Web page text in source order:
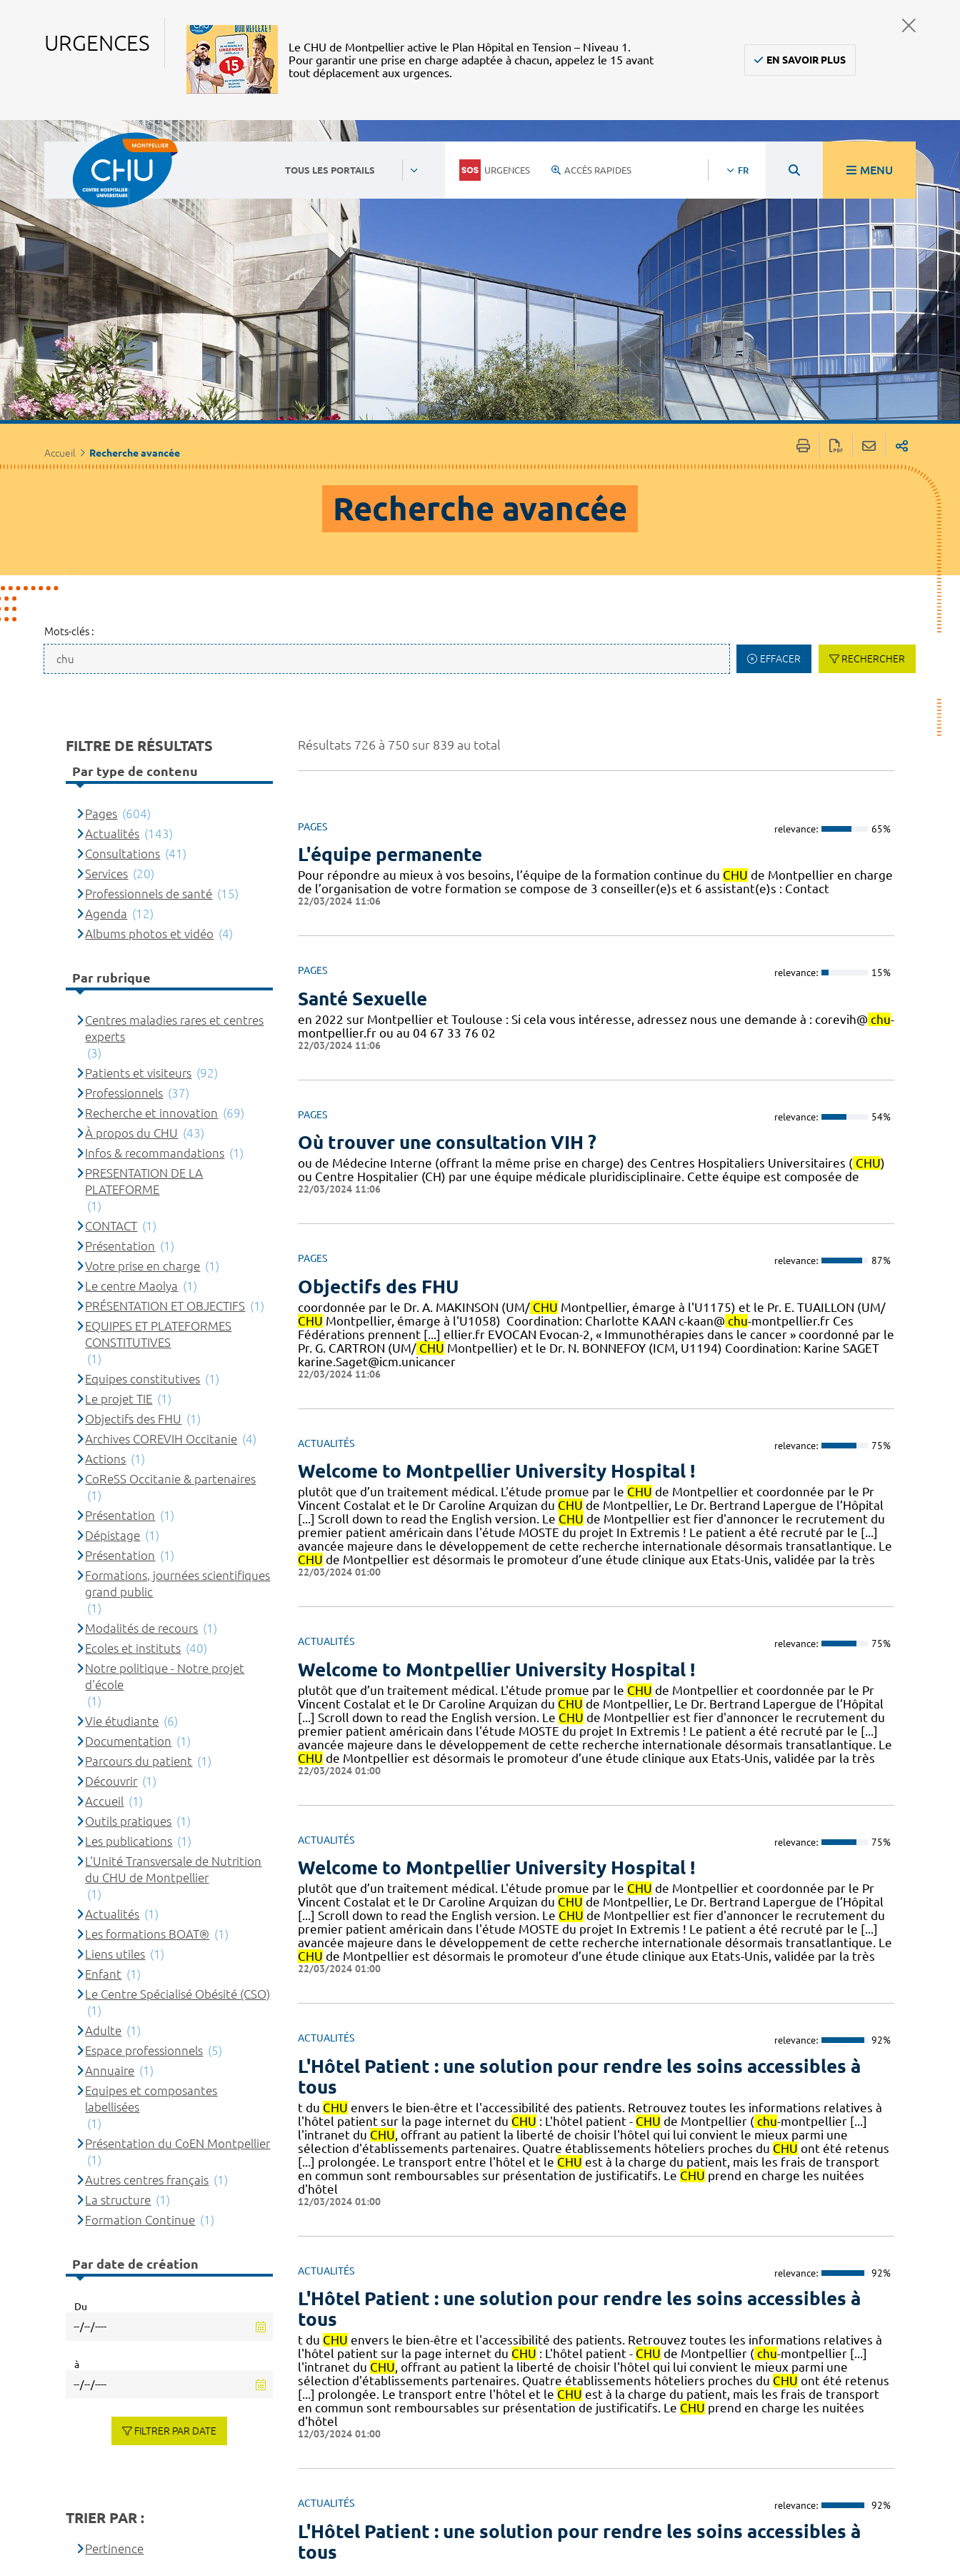
URGENCES
Le CHU de Montpellier active le Plan Hôpital en Tension – Niveau 1.
Pour garantir une prise en charge adaptée à chacun, appelez le 15 avant
tout déplacement aux urgences.
EN SAVOIR PLUS
TOUS LES PORTAILS URGENCES ACCÈS RAPIDES FR MENU
Accueil Recherche avancée
Recherche avancée
Mots-clés :
EFFACER RECHERCHER
Résultats 726 à 750 sur 839 au total
PAGES relevance: 65%
L'équipe permanente
Pour répondre au mieux à vos besoins, l’équipe de la formation continue du CHU de Montpellier en charge
de l’organisation de votre formation se compose de 3 conseiller(e)s et 6 assistant(e)s : Contact
22/03/2024 11:06
PAGES relevance: 15%
Santé Sexuelle
en 2022 sur Montpellier et Toulouse : Si cela vous intéresse, adressez nous une demande à : corevih@ chu-
montpellier.fr ou au 04 67 33 76 02
22/03/2024 11:06
PAGES relevance: 54%
Où trouver une consultation VIH ?
ou de Médecine Interne (offrant la même prise en charge) des Centres Hospitaliers Universitaires ( CHU)
ou Centre Hospitalier (CH) par une équipe médicale pluridisciplinaire. Cette équipe est composée de
22/03/2024 11:06
PAGES relevance: 87%
Objectifs des FHU
coordonnée par le Dr. A. MAKINSON (UM/ CHU Montpellier, émarge à l'U1175) et le Pr. E. TUAILLON (UM/
CHU Montpellier, émarge à l'U1058) ​ Coordination: Charlotte KAAN c-kaan@ chu-montpellier.fr Ces
Fédérations prennent [...] ellier.fr EVOCAN Evocan-2, « Immunothérapies dans le cancer » coordonné par le
Pr. G. CARTRON (UM/ CHU Montpellier) et le Dr. N. BONNEFOY (ICM, U1194) Coordination: Karine SAGET
karine.Saget@icm.unicancer
22/03/2024 11:06
ACTUALITÉS relevance: 75%
Welcome to Montpellier University Hospital !
plutôt que d’un traitement médical. L'étude promue par le CHU de Montpellier et coordonnée par le Pr
Vincent Costalat et le Dr Caroline Arquizan du CHU de Montpellier, Le Dr. Bertrand Lapergue de l’Hôpital
[...] Scroll down to read the English version. Le CHU de Montpellier est fier d'annoncer le recrutement du
premier patient américain dans l'étude MOSTE du projet In Extremis ! Le patient a été recruté par le [...]
avancée majeure dans le développement de cette recherche internationale désormais transatlantique. Le
CHU de Montpellier est désormais le promoteur d’une étude clinique aux Etats-Unis, validée par la très
22/03/2024 01:00
ACTUALITÉS relevance: 75%
Welcome to Montpellier University Hospital !
plutôt que d’un traitement médical. L'étude promue par le CHU de Montpellier et coordonnée par le Pr
Vincent Costalat et le Dr Caroline Arquizan du CHU de Montpellier, Le Dr. Bertrand Lapergue de l’Hôpital
[...] Scroll down to read the English version. Le CHU de Montpellier est fier d'annoncer le recrutement du
premier patient américain dans l'étude MOSTE du projet In Extremis ! Le patient a été recruté par le [...]
avancée majeure dans le développement de cette recherche internationale désormais transatlantique. Le
CHU de Montpellier est désormais le promoteur d’une étude clinique aux Etats-Unis, validée par la très
22/03/2024 01:00
ACTUALITÉS relevance: 75%
Welcome to Montpellier University Hospital !
plutôt que d’un traitement médical. L'étude promue par le CHU de Montpellier et coordonnée par le Pr
Vincent Costalat et le Dr Caroline Arquizan du CHU de Montpellier, Le Dr. Bertrand Lapergue de l’Hôpital
[...] Scroll down to read the English version. Le CHU de Montpellier est fier d'annoncer le recrutement du
premier patient américain dans l'étude MOSTE du projet In Extremis ! Le patient a été recruté par le [...]
avancée majeure dans le développement de cette recherche internationale désormais transatlantique. Le
CHU de Montpellier est désormais le promoteur d’une étude clinique aux Etats-Unis, validée par la très
22/03/2024 01:00
ACTUALITÉS relevance: 92%
L'Hôtel Patient : une solution pour rendre les soins accessibles à
tous
t du CHU envers le bien-être et l'accessibilité des patients. Retrouvez toutes les informations relatives à
l'hôtel patient sur la page internet du CHU : L'hôtel patient - CHU de Montpellier ( chu-montpellier [...]
l'intranet du CHU, offrant au patient la liberté de choisir l'hôtel qui lui convient le mieux parmi une
sélection d'établissements partenaires. Quatre établissements hôteliers proches du CHU ont été retenus
[...] prolongée. Le transport entre l'hôtel et le CHU est à la charge du patient, mais les frais de transport
en commun sont remboursables sur présentation de justificatifs. Le CHU prend en charge les nuitées
d'hôtel
12/03/2024 01:00
ACTUALITÉS relevance: 92%
L'Hôtel Patient : une solution pour rendre les soins accessibles à
tous
t du CHU envers le bien-être et l'accessibilité des patients. Retrouvez toutes les informations relatives à
l'hôtel patient sur la page internet du CHU : L'hôtel patient - CHU de Montpellier ( chu-montpellier [...]
l'intranet du CHU, offrant au patient la liberté de choisir l'hôtel qui lui convient le mieux parmi une
sélection d'établissements partenaires. Quatre établissements hôteliers proches du CHU ont été retenus
[...] prolongée. Le transport entre l'hôtel et le CHU est à la charge du patient, mais les frais de transport
en commun sont remboursables sur présentation de justificatifs. Le CHU prend en charge les nuitées
d'hôtel
12/03/2024 01:00
ACTUALITÉS relevance: 92%
L'Hôtel Patient : une solution pour rendre les soins accessibles à
tous
FILTRE DE RÉSULTATS
Par type de contenu
Pages (604)
Actualités (143)
Consultations (41)
Services (20)
Professionnels de santé (15)
Agenda (12)
Albums photos et vidéo (4)
Par rubrique
Centres maladies rares et centres
experts
(3)
Patients et visiteurs (92)
Professionnels (37)
Recherche et innovation (69)
À propos du CHU (43)
Infos & recommandations (1)
PRESENTATION DE LA
PLATEFORME
(1)
CONTACT (1)
Présentation (1)
Votre prise en charge (1)
Le centre Maolya (1)
PRÉSENTATION ET OBJECTIFS (1)
EQUIPES ET PLATEFORMES
CONSTITUTIVES
(1)
Equipes constitutives (1)
Le projet TIE (1)
Objectifs des FHU (1)
Archives COREVIH Occitanie (4)
Actions (1)
CoReSS Occitanie & partenaires
(1)
Présentation (1)
Dépistage (1)
Présentation (1)
Formations, journées scientifiques
grand public
(1)
Modalités de recours (1)
Ecoles et instituts (40)
Notre politique - Notre projet
d'école
(1)
Vie étudiante (6)
Documentation (1)
Parcours du patient (1)
Découvrir (1)
Accueil (1)
Outils pratiques (1)
Les publications (1)
L'Unité Transversale de Nutrition
du CHU de Montpellier
(1)
Actualités (1)
Les formations BOAT® (1)
Liens utiles (1)
Enfant (1)
Le Centre Spécialisé Obésité (CSO)
(1)
Adulte (1)
Espace professionnels (5)
Annuaire (1)
Equipes et composantes
labellisées
(1)
Présentation du CoEN Montpellier
(1)
Autres centres français (1)
La structure (1)
Formation Continue (1)
Par date de création
Du
à
FILTRER PAR DATE
TRIER PAR :
Pertinence